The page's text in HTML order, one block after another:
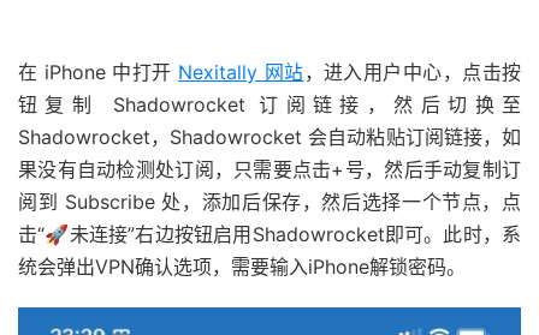
在 iPhone 中打开 Nexitally 网站，进入用户中心，点击按
钮复制 Shadowrocket 订阅链接，然后切换至
Shadowrocket，Shadowrocket 会自动粘贴订阅链接，如
果没有自动检测处订阅，只需要点击+号，然后手动复制订
阅到 Subscribe 处，添加后保存，然后选择一个节点，点
击“🚀未连接”右边按钮启用Shadowrocket即可。此时，系
统会弹出VPN确认选项，需要输入iPhone解锁密码。